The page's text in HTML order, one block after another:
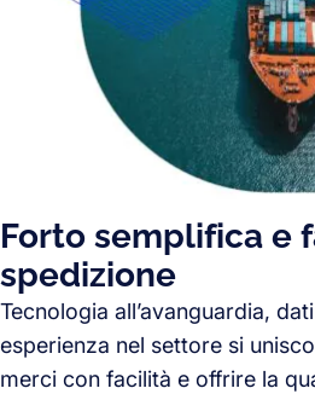
Forto semplifica e
spedizione
Tecnologia all’avanguardia,
esperienza nel settore si
merci con facilità e offrire la